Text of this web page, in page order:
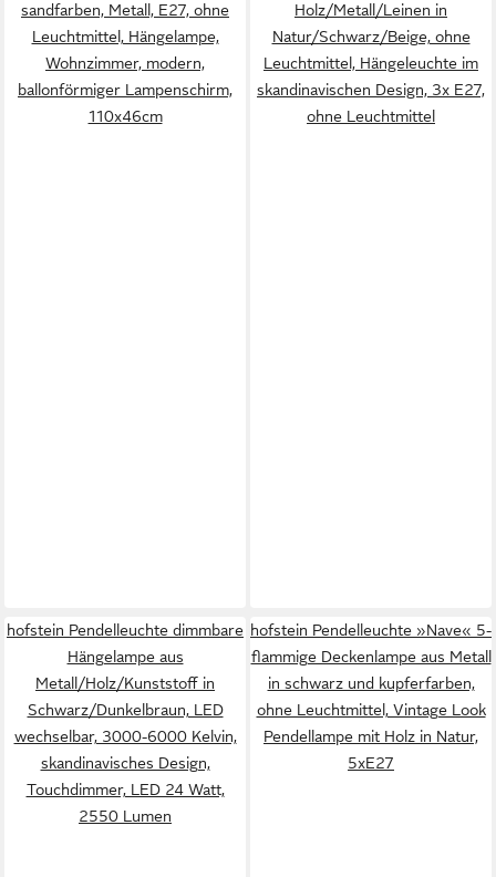
sandfarben, Metall, E27, ohne
Leuchtmittel, Hängelampe,
Wohnzimmer, modern,
ballonförmiger Lampenschirm,
110x46cm
Holz/Metall/Leinen in
Natur/Schwarz/Beige, ohne
Leuchtmittel, Hängeleuchte im
skandinavischen Design, 3x E27,
ohne Leuchtmittel
hofstein Pendelleuchte dimmbare
Hängelampe aus
Metall/Holz/Kunststoff in
Schwarz/Dunkelbraun, LED
wechselbar, 3000-6000 Kelvin,
skandinavisches Design,
Touchdimmer, LED 24 Watt,
2550 Lumen
hofstein Pendelleuchte »Nave« 5-
flammige Deckenlampe aus Metall
in schwarz und kupferfarben,
ohne Leuchtmittel, Vintage Look
Pendellampe mit Holz in Natur,
5xE27